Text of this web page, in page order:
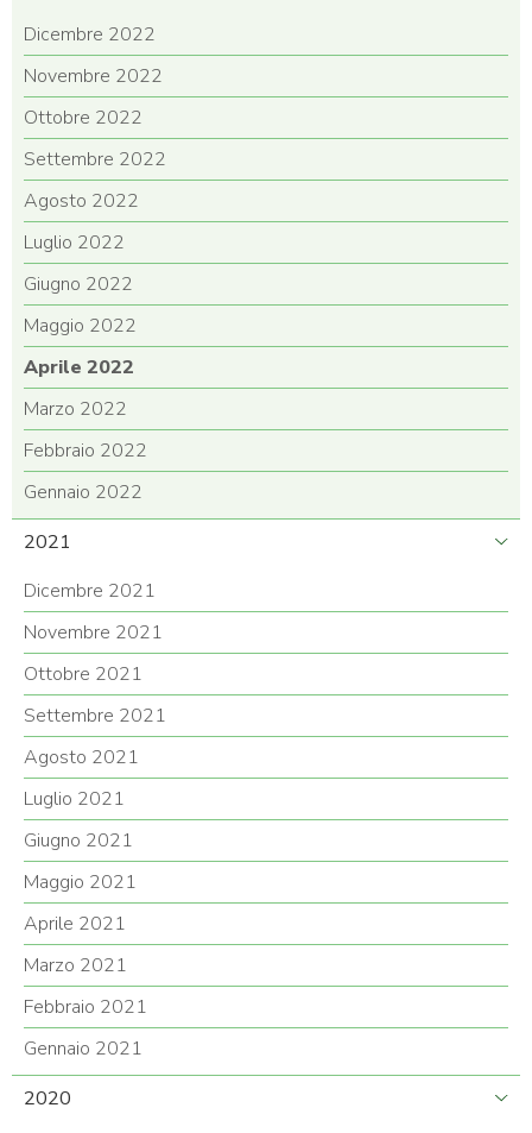
Dicembre 2022
Novembre 2022
Ottobre 2022
Settembre 2022
Agosto 2022
Luglio 2022
Giugno 2022
Maggio 2022
Aprile 2022
Marzo 2022
Febbraio 2022
Gennaio 2022
2021
Dicembre 2021
Novembre 2021
Ottobre 2021
Settembre 2021
Agosto 2021
Luglio 2021
Giugno 2021
Maggio 2021
Aprile 2021
Marzo 2021
Febbraio 2021
Gennaio 2021
2020